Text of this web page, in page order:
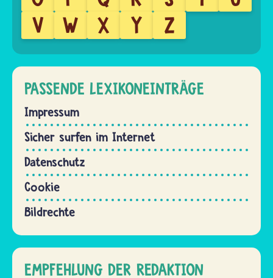
V
W X Y Z
PASSENDE LEXIKONEINTRÄGE
Impressum
Sicher surfen im Internet
Datenschutz
Cookie
Bildrechte
EMPFEHLUNG DER REDAKTION